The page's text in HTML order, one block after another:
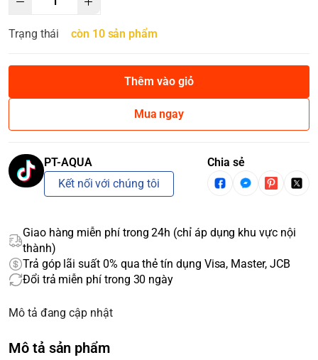
Trạng thái còn 10 sản phẩm
Thêm vào giỏ
Mua ngay
PT-AQUA
Kết nối với chúng tôi
Chia sẻ
Giao hàng miễn phí trong 24h (chỉ áp dụng khu vực nội
thành)
Trả góp lãi suất 0% qua thẻ tín dụng Visa, Master, JCB
Đổi trả miễn phí trong 30 ngày
Mô tả đang cập nhật
Mô tả sản phẩm